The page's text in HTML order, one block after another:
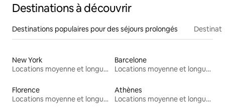
Destinations à découvrir
Destinations populaires pour des séjours prolongés
New York
Locations moyenne et longue durée
Barcelone
Locations moyenne et longue durée
Florence
Locations moyenne et longue durée
Athènes
Locations moyenne et longue durée